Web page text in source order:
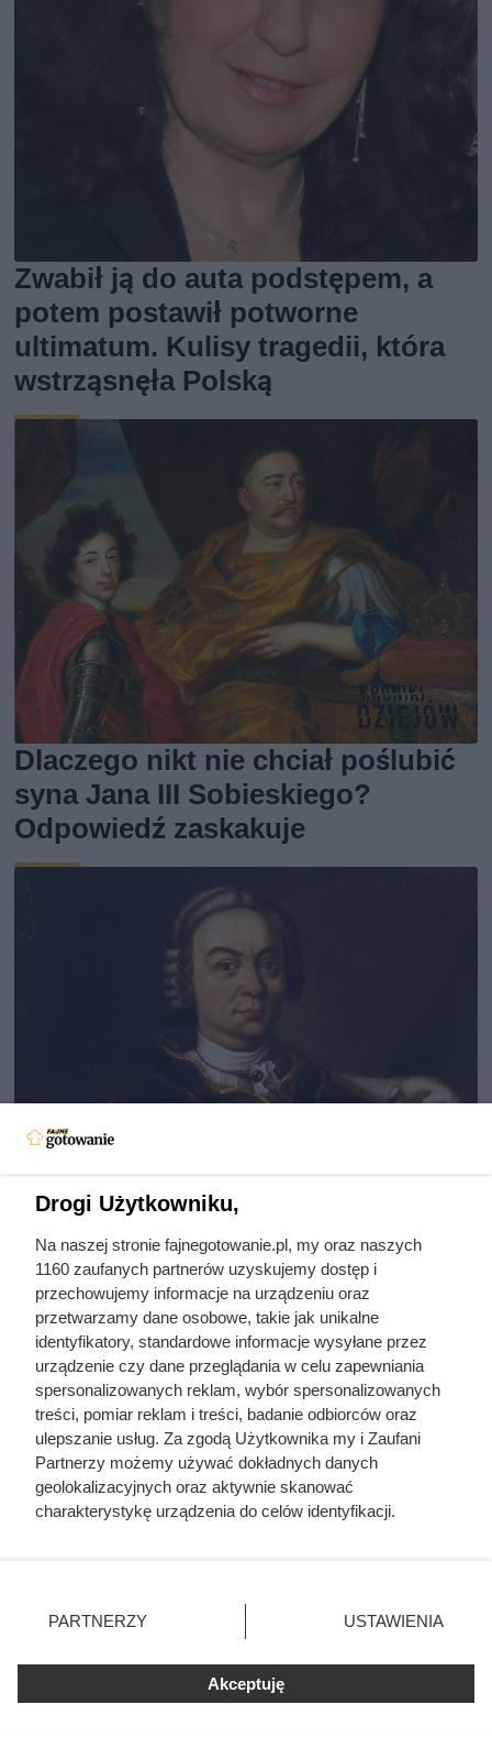
Zwabił ją do auta podstępem, a
potem postawił potworne
ultimatum. Kulisy tragedii, która
wstrząsnęła Polską
Dlaczego nikt nie chciał poślubić
syna Jana III Sobieskiego?
Odpowiedź zaskakuje
Uwięził żonę i dzieci, porywał
młode dziewczyny. Co się działo
w zamku polskiego magnata
Armia utknęła w błocie kilka
Drogi Użytkowniku,
Na naszej stronie fajnegotowanie.pl, my oraz naszych
1160 zaufanych partnerów uzyskujemy dostęp i
przechowujemy informacje na urządzeniu oraz
przetwarzamy dane osobowe, takie jak unikalne
identyfikatory, standardowe informacje wysyłane przez
urządzenie czy dane przeglądania w celu zapewniania
spersonalizowanych reklam, wybór spersonalizowanych
treści, pomiar reklam i treści, badanie odbiorców oraz
ulepszanie usług. Za zgodą Użytkownika my i Zaufani
Partnerzy możemy używać dokładnych danych
geolokalizacyjnych oraz aktywnie skanować
charakterystykę urządzenia do celów identyfikacji.
zmienić/wycofać klikając przycisk ustawień prywatności
znajdujący się w lewym dolnym rogu strony
rodzaje przetwarzania danych nie wymagają zgody
użytkownika, ale masz prawo sprzeciwić się takiemu
przetwarzaniu. Preferencje będą miały zastosowania tylko
PARTNERZY USTAWIENIA
Akceptuję